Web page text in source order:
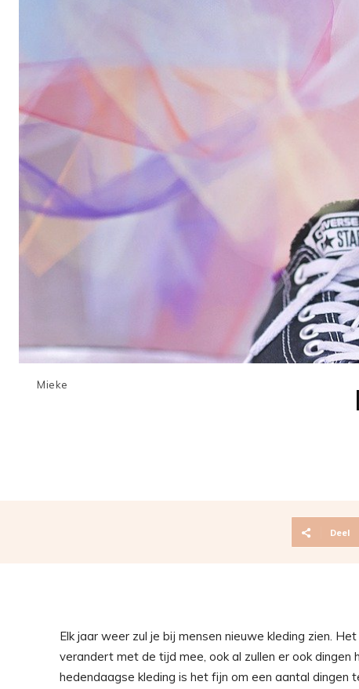
Mieke
Deel
Elk jaar weer zul je bij mensen nieuwe kleding zien.
verandert met de tijd mee, ook al zullen er ook
hedendaagse kleding is het fijn om een aantal dingen